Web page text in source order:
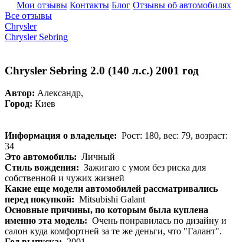
Мои отзывы Контакты Блог Отзывы об автомобилях
Все отзывы
Chrysler
Chrysler Sebring
Chrysler Sebring 2.0 (140 л.с.) 2001 год
Автор: Александр,
Город: Киев
Информация о владельце: Рост: 180, вес: 79, возраст:
34
Это автомобиль: Личный
Стиль вождения: Зажигаю с умом без риска для
собственной и чужих жизней
Какие еще модели автомобилей рассматривались
перед покупкой: Mitsubishi Galant
Основные причины, по которым была куплена
именно эта модель: Очень понравилась по дизайну и
салон куда комфортней за те же деньги, что "Галант".